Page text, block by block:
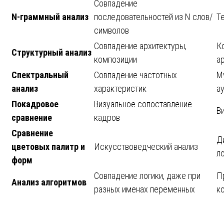
N-граммный анализ
Совпадение
последовательностей из N слов/
символов
Структурный анализ
Совпадение архитектуры,
композиции
Спектральный
анализ
Совпадение частотных
характеристик
Покадровое
сравнение
Визуальное сопоставление
кадров
Сравнение
цветовых палитр и
форм
Искусствоведческий анализ
Анализ алгоритмов
Совпадение логики, даже при
разных именах переменных